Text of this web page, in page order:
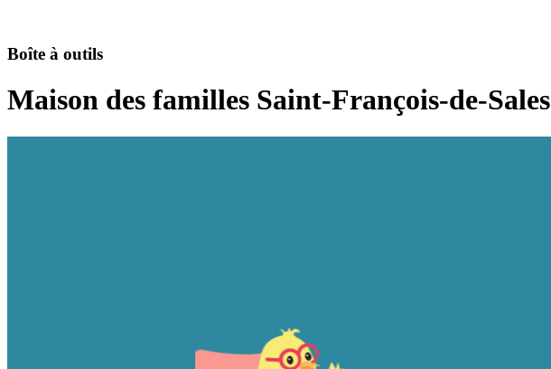
Boîte à outils
Maison des familles Saint-François-de-Sales